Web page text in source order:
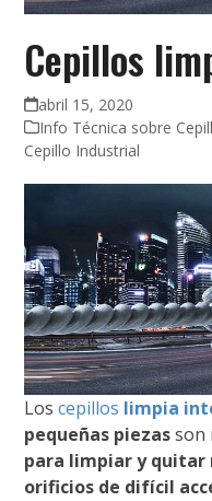
Cepillos
abril 15, 2020
Info Técnica sobre
Cepillo Industrial
Loscepillos limpia
pequeñas piezasson
para limpiar y quitar
orificios de difícil